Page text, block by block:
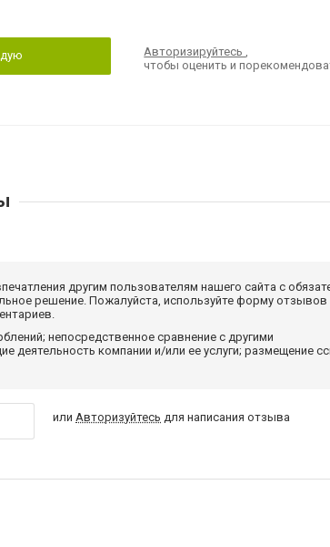
Авторизируйтесь,
чтобы оценить и
другим пользователям нашего сайта с
решение. Пожалуйста, используйте форму отзывов
непосредственное сравнение с другими
деятельность компании и/или ее услуги; размещение
илиАвторизуйтесь для написания отзыва